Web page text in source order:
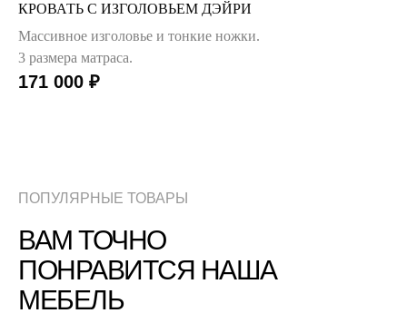
КРОВАТЬ С ИЗГОЛОВЬЕМ ДЭЙРИ
Массивное изголовье и тонкие ножки.
3 размера матраса.
171 000 ₽
ПОПУЛЯРНЫЕ ТОВАРЫ
ВАМ ТОЧНО
ПОНРАВИТСЯ НАША
МЕБЕЛЬ